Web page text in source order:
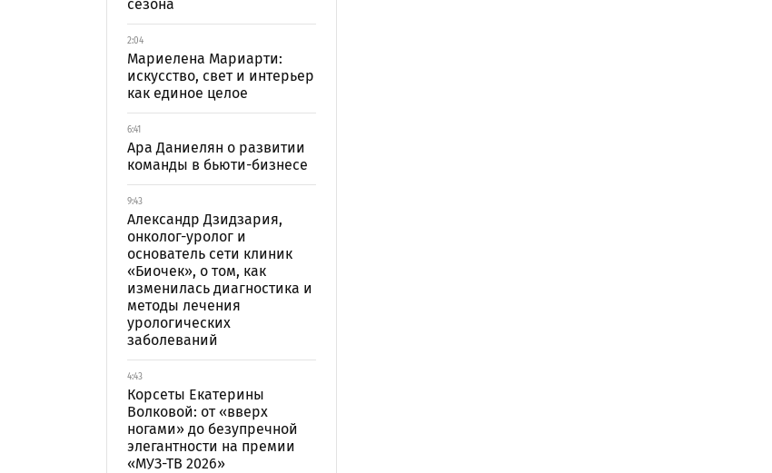
сезона
2:04
Мариелена Мариарти:
искусство, свет и интерьер
как единое целое
6:41
Ара Даниелян о развитии
команды в бьюти-бизнесе
9:43
Александр Дзидзария,
онколог-уролог и
основатель сети клиник
«Биочек», о том, как
изменилась диагностика и
методы лечения
урологических
заболеваний
4:43
Корсеты Екатерины
Волковой: от «вверх
ногами» до безупречной
элегантности на премии
«МУЗ-ТВ 2026»